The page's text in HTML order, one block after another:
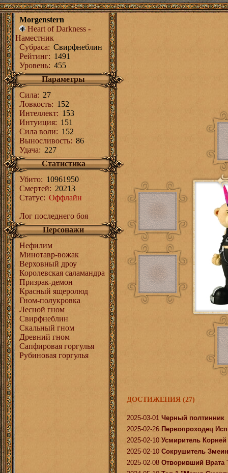
Morgenstern
Heart of Darkness -
Наместник
Субраса: Свирфнеблин
Рейтинг: 1491
Уровень: 455
Параметры
Сила: 27
Ловкость: 152
Интеллект: 153
Интуиция: 151
Сила воли: 152
Выносливость: 86
Удача: 227
Статистика
Убито: 10961950
Смертей: 20213
Статус: Оффлайн
Лог последнего боя
Персонажи
Нефилим
Минотавр-вожак
Верховный дроу
Королевcкая саламандра
Призрак-демон
Красный ящеролюд
Гном-полукровка
Лесной гном
Свирфнеблин
Скальный гном
Древний гном
Сапфировая горгулья
Рубиновая горгулья
ДОСТИЖЕНИЯ (27)
2025-03-01 Черный полтинник
2025-02-26 Первопроходец
2025-02-10 Усмиритель Корней
2025-02-10 Сокрушитель
2025-02-08 Отворивший Врата